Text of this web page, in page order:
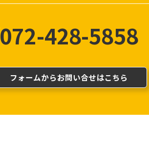
072-428-5858
フォームからお問い合せはこちら